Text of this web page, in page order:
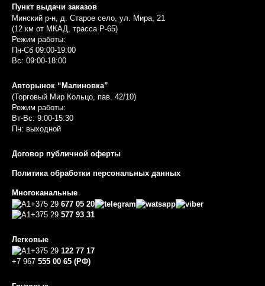
Пункт выдачи заказов
Минский р-н, д. Старое село, ул. Мира, 21
(12 км от МКАД, трасса P-65)
Режим работы:
Пн-Сб 09:00-19:00
Вс: 09:00-18:00
Авторынок “Малиновка”
(Торговый Мир Кольцо, пав. 42/10)
Режим работы:
Вт-Вс: 9:00-15:30
Пн: выходной
Договор публичной оферты
Политика обработки персональных данных
Многоканальные
+375 29 677 05 20
+375 29 577 93 31
Легковые
+375 29 122 77 17
+7 967 555 00 65 (РФ)